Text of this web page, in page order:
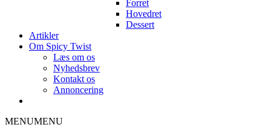
Forret
Hovedret
Dessert
Artikler
Om Spicy Twist
Læs om os
Nyhedsbrev
Kontakt os
Annoncering
MENUMENU